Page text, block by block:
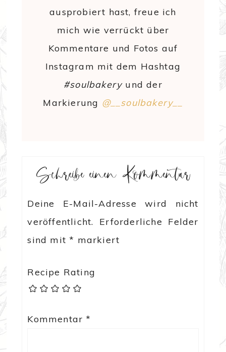
ausprobiert hast, freue ich
mich wie verrückt über
Kommentare und Fotos auf
Instagram mit dem Hashtag
#soulbakeryund der
Markierung @__soulbakery__
Schreibe einen Kommentar
Deine E-Mail-Adresse wird nicht
veröffentlicht.
Erforderliche Felder
sind mit* markiert
Recipe Rating
Kommentar*